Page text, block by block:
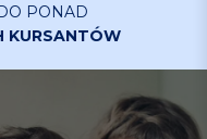
PONAD
KURSANTÓW